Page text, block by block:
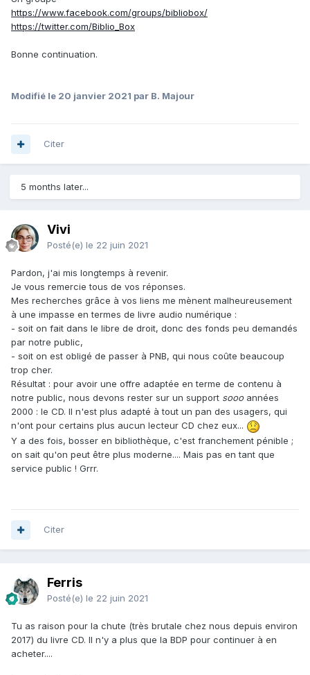
https://www.facebook.com/groups/bibliobox/
https://twitter.com/Biblio_Box
Bonne continuation.
Modifié le 20 janvier 2021 par B. Majour
Citer
5 months later...
Vivi
Posté(e) le 22 juin 2021
Pardon, j'ai mis longtemps à revenir.
Je vous remercie tous de vos réponses.
Mes recherches grâce à vos liens me mènent malheureusement
à une impasse en termes de livre audio numérique :
- soit on fait dans le libre de droit, donc des fonds peu demandés
par notre public,
- soit on est obligé de passer à PNB, qui nous coûte beaucoup
trop cher.
Résultat : pour avoir une offre adaptée en terme de contenu à
notre public, nous devons rester sur un support soooannées
2000 : le CD. Il n'est plus adapté à tout un pan des usagers, qui
n'ont pour certains plus aucun lecteur CD chez eux...
Y a des fois, bosser en bibliothèque, c'est franchement pénible ;
on sait qu'on peut être plus moderne.... Mais pas en tant que
service public ! Grrr.
Citer
Ferris
Posté(e) le 22 juin 2021
Tu as raison pour la chute (très brutale chez nous depuis environ
2017) du livre CD. Il n'y a plus que la BDP pour continuer à en
acheter....